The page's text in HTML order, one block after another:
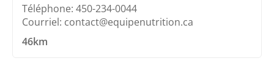
Téléphone: 450-234-0044
Courriel: contact@equipenutrition.ca
46km